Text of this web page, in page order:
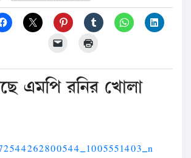
এমপি রনির খোলা